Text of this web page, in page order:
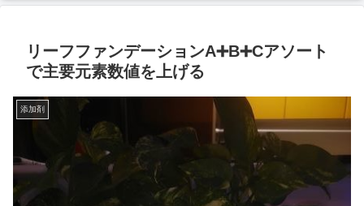
リーフファンデーションA➕B➕Cアソート
で主要元素数値を上げる
添加剤